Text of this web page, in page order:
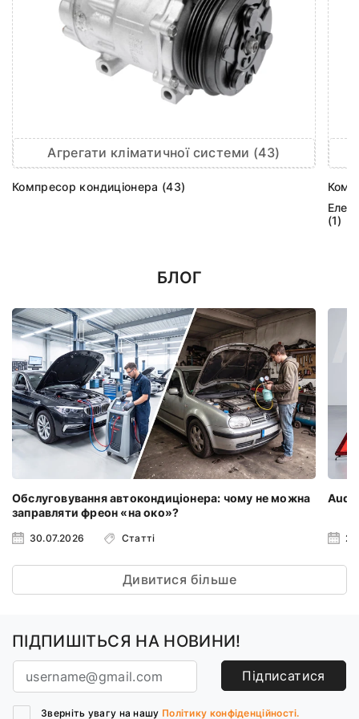
Агрегати кліматичної системи (43)
Компресор кондиціонера (43)
(1)
БЛОГ
Обслуговування автокондиціонера: чому не можна
заправляти фреон «на око»?
30.07.2026 Статті
Audi
Дивитися більше
ПІДПИШІТЬСЯ НА НОВИНИ!
Підписатися
Зверніть увагу на нашу Політику конфіденційності.